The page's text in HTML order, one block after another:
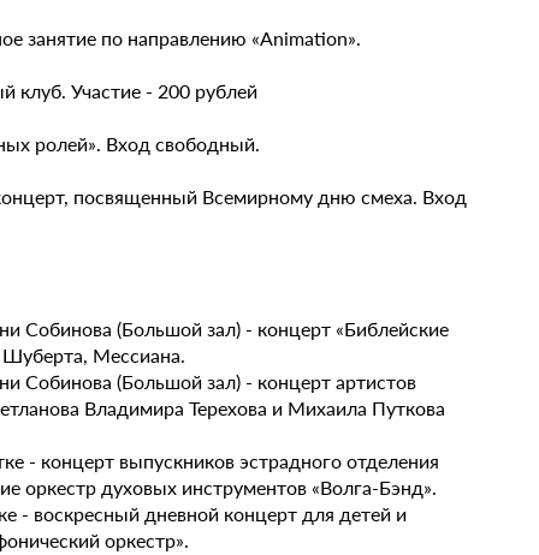
занятие по направлению «Animation».
клуб. Участие - 200 рублей
ролей». Вход свободный.
посвященный Всемирному дню смеха. Вход
Собинова (Большой зал) - концерт «Библейские
Шуберта, Мессиана.
Собинова (Большой зал) - концерт артистов
Владимира Терехова и Михаила Путкова
- концерт выпускников эстрадного отделения
оркестр духовых инструментов «Волга-Бэнд».
- воскресный дневной концерт для детей и
оркестр».